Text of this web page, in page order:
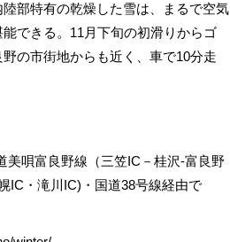
部特有の乾燥した雪は、まるで空気
できる。11月下旬の初滑りからゴ
の市街地からも近く、車で10分走
美唄富良野線（三笠IC－桂沢-富良野
IC・滝川IC)・国道38号線経由で